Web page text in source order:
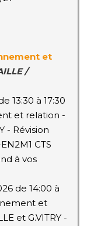
et
/
13:30 à 17:30
et relation -
- Révision
CTS
à vos
de 14:00 à
et
et G.VITRY -